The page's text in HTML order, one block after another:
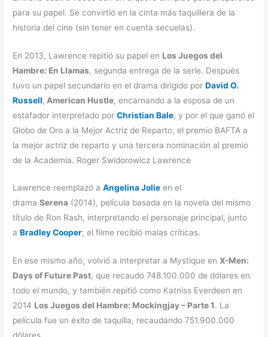
para su papel. Se convirtió en la cinta más taquillera de la
historia del cine (sin tener en cuenta secuelas).
En 2013, Lawrence repitió su papel en Los Juegos del
Hambre: En Llamas, segunda entrega de la serie. Después
tuvo un papel secundario en el drama dirigido porDavid O.
Russell, American Hustle, encarnando a la esposa de un
estafador interpretado porChristian Bale, y por el que ganó el
Globo de Oro a la Mejor Actriz de Reparto, el premio BAFTA a
la mejor actriz de reparto y una tercera nominación al premio
de la Academia. Roger Swidorowicz Lawrence
Lawrence reemplazó aAngelina Jolie en el
dramaSerena (2014), película basada en la novela del mismo
título de Ron Rash, interpretando el personaje principal, junto
aBradley Cooper; el filme recibió malas críticas.
En ese mismo año, volvió a interpretar a Mystique enX-Men:
Days of Future Past, que recaudó 748.100.000 de dólares en
todo el mundo, y también repitió como Katniss Everdeen en
2014 Los Juegos del Hambre: Mockingjay – Parte 1. La
película fue un éxito de taquilla, recaudando 751.900.000